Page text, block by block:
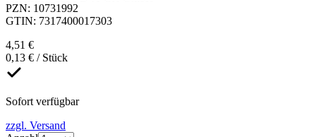
PZN: 10731992
GTIN: 7317400017303
4,51 €
0,13 € / Stück
Sofort verfügbar
zzgl. Versand